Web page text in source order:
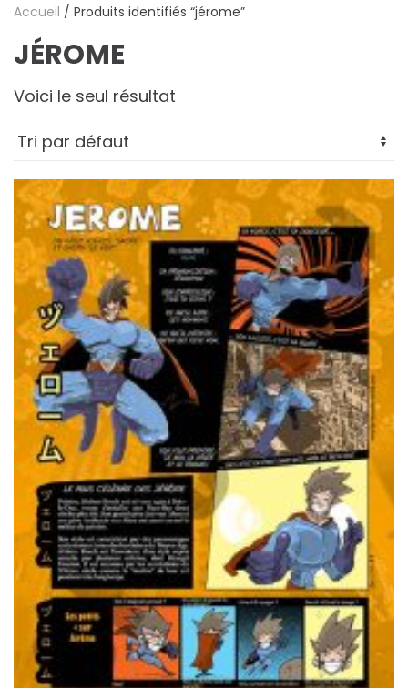
Accueil / Produits identifiés “jérome”
JÉROME
Voici le seul résultat